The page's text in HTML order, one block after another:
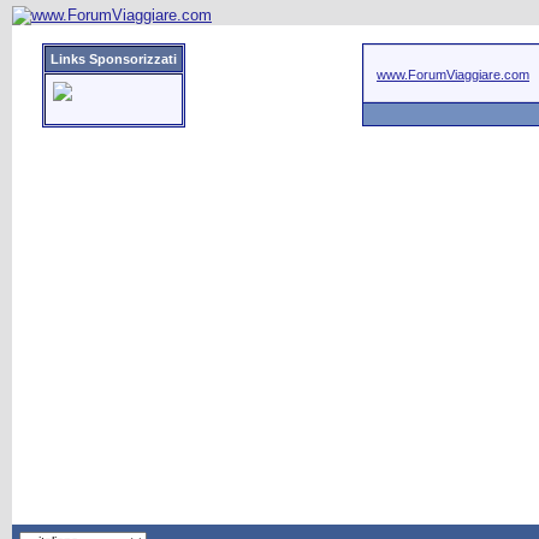
Links Sponsorizzati
www.ForumViaggiare.com